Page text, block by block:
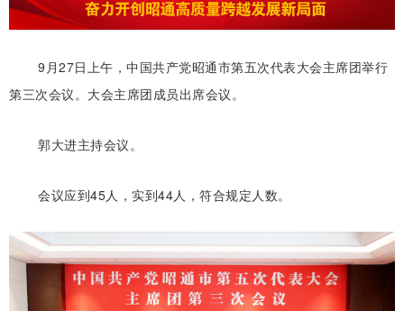
9月27日上午，中国共产党昭通市第五次代表大会主席团举行
第三次会议。大会主席团成员出席会议。
郭大进主持会议。
会议应到45人，实到44人，符合规定人数。